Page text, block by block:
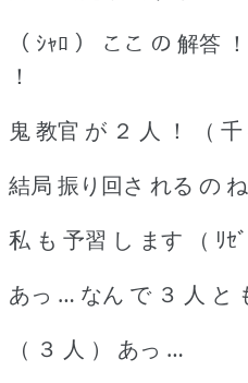
（ ｼｬﾛ ） ここ の 解答
！
鬼 教官 が ２ 人 ！ （
結局 振り回さ れる の ね
私 も 予習 し ます （ ﾘｾ
あっ … なん で ３ 人 と
（ ３ 人 ） あっ …